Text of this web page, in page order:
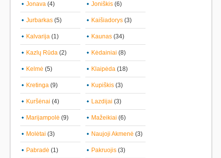
Jonava (4) Joniškis (6)
Jurbarkas (5) Kaišiadorys (3)
Kalvarija (1) Kaunas (34)
Kazlų Rūda (2) Kėdainiai (8)
Kelmė (5) Klaipėda (18)
Kretinga (9) Kupiškis (3)
Kuršėnai (4) Lazdijai (3)
Marijampolė (9) Mažeikiai (6)
Molėtai (3) Naujoji Akmenė (3)
Pabradė (1) Pakruojis (3)